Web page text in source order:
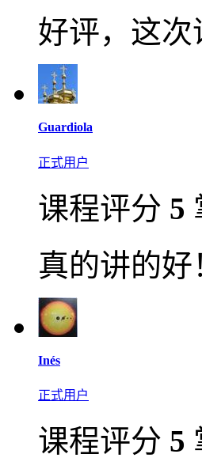
好评，这
Guardiola
正式用户
课程评分 5
真的讲的好
Inés
正式用户
课程评分 5